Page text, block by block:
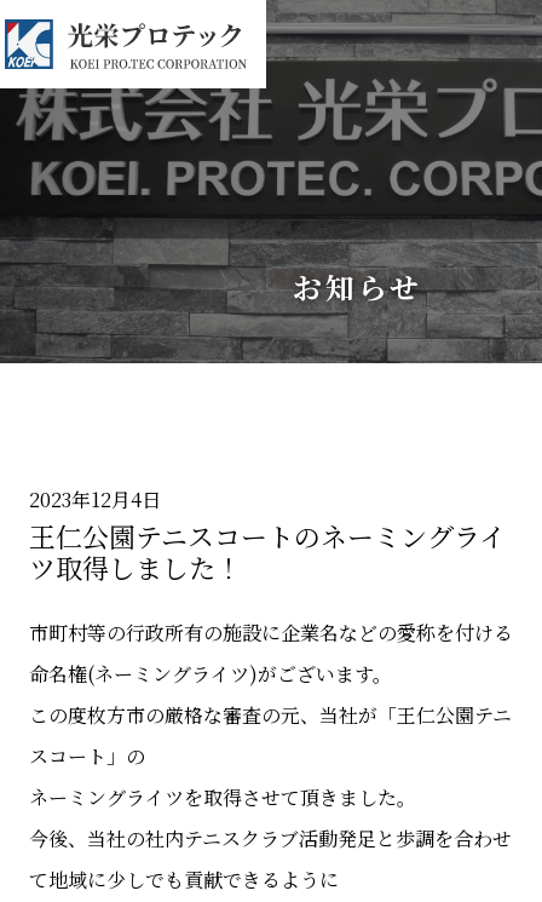
お知らせ
2023年12月4日
王仁公園テニスコートのネーミングライ
ツ取得しました！
市町村等の行政所有の施設に企業名などの愛称を付ける
命名権(ネーミングライツ)がございます。
この度枚方市の厳格な審査の元、当社が「王仁公園テニ
スコート」の
ネーミングライツを取得させて頂きました。
今後、当社の社内テニスクラブ活動発足と歩調を合わせ
て地域に少しでも貢献できるように